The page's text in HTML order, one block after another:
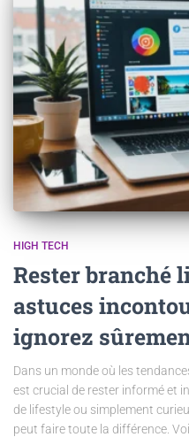
HIGH TECH
Rester branché
astuces
ignorez
Dans un monde où les
est crucial de rester informé et
de lifestyle ou simplement
peut faire toute la différence.